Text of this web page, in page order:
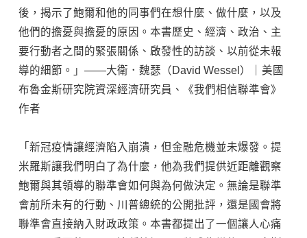
後，揭示了鮑爾和他的同事們在想什麼、做什麼，以及
他們的擔憂與擔憂的原因。本書歷史、經濟、政治、主
要行動者之間的緊張關係、啟發性的訪談、以前從未報
導的細節。」——大衛．魏瑟（David Wessel）｜美國
布魯金斯研究院資深經濟研究員、《我們相信聯準會》
作者
「新冠疫情讓經濟陷入崩潰，但金融危機並未爆發。提
米羅斯讓我們明白了為什麼，他為我們提供近距離觀察
鮑爾與其領導的聯準會如何與為何做決定。無論是聯準
會前所未有的行動、川普總統的公開批評，還是國會將
聯準會直接納入財政政策。本書都提出了一個讓人心痛